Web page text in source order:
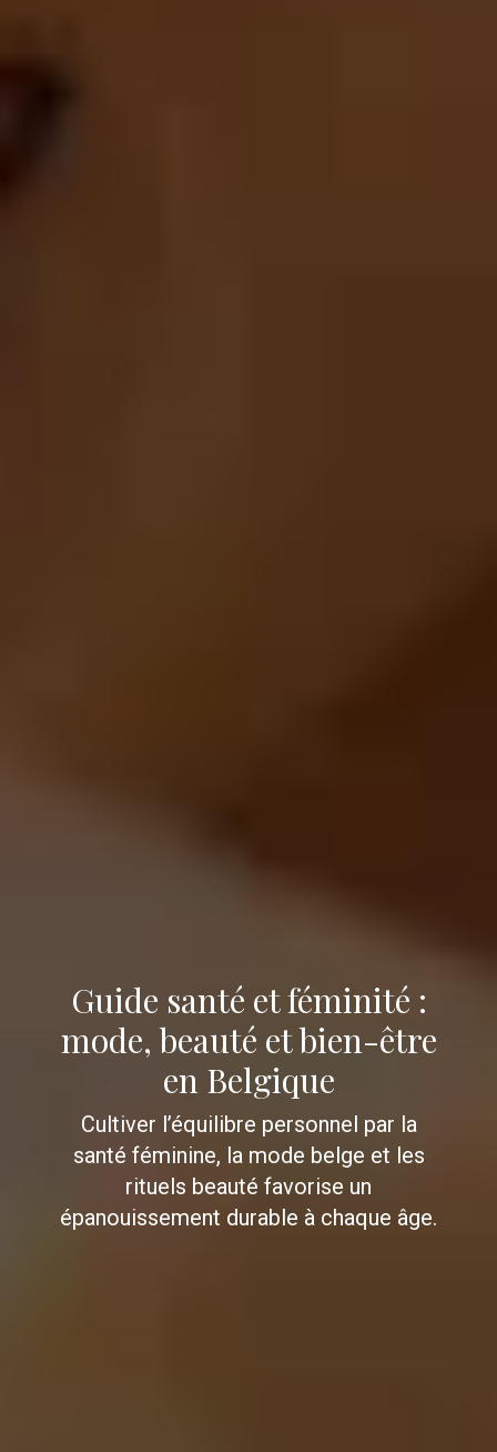
Guide santé et féminité :
mode, beauté et bien-être
en Belgique
Cultiver l’équilibre personnel par la
santé féminine, la mode belge et les
rituels beauté favorise un
épanouissement durable à chaque âge.